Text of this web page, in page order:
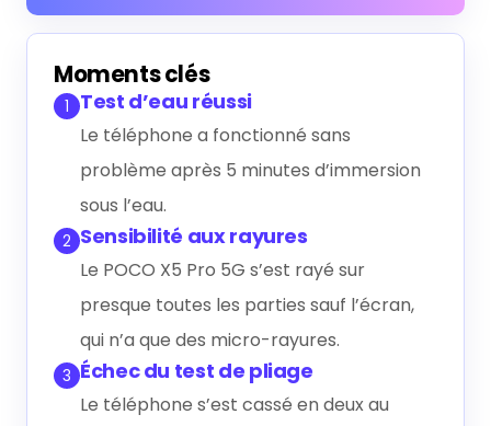
Générer le résumé IA
Moments clés
1 Test d’eau réussi
Le téléphone a fonctionné sans
problème après 5 minutes d’immersion
sous l’eau.
2 Sensibilité aux rayures
Le POCO X5 Pro 5G s’est rayé sur
presque toutes les parties sauf l’écran,
qui n’a que des micro-rayures.
3 Échec du test de pliage
Le téléphone s’est cassé en deux au